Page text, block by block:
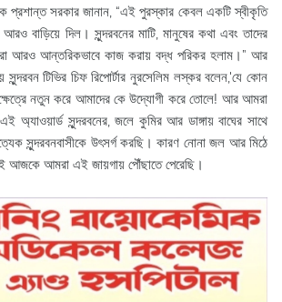
প্রশান্ত সরকার জানান, “এই পুরস্কার কেবল একটি স্বীকৃতি
বাড়িয়ে দিল। সুন্দরবনের মাটি, মানুষের কথা এবং তাদের
আরও আন্তরিকভাবে কাজ করায় বদ্ধ পরিকর হলাম।” আর
সুন্দরবন টিভির চিফ রিপোর্টার নুরসেলিম লস্কর বলেন,'যে কোন
নতুন করে আমাদের কে উদ্যোগী করে তোলে! আর আমরা
অ্যাওয়ার্ড সুন্দরবনের, জলে কুমির আর ডাঙ্গায় বাঘের সাথে
সুন্দরবনবাসীকে উৎসর্গ করছি। কারণ নোনা জল আর মিঠে
আজকে আমরা এই জায়গায় পৌঁছাতে পেরেছি।